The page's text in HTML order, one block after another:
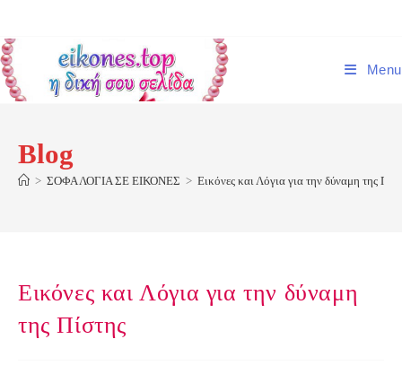
content
Menu
Blog
> ΣΟΦΑ ΛΟΓΙΑ ΣΕ ΕΙΚΟΝΕΣ > Εικόνες και Λόγια για την δύναμη της
Εικόνες και Λόγια για την δύναμη
της Πίστης